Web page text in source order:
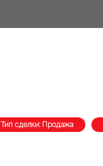
Тип сделки: Продажа